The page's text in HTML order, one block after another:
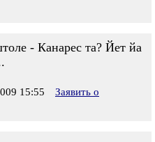
- Канарес та? Йет йа
15:55
Заявить о